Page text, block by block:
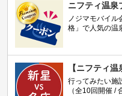
ニフティ温泉
ノジマモバイ
格」で人気の温
【ニフティ温
行ってみたい施
（全10回開催 /